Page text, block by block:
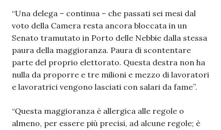
“Una delega – continua – che passati sei mesi dal
voto della Camera resta ancora bloccata in un
Senato tramutato in Porto delle Nebbie dalla stessa
paura della maggioranza. Paura di scontentare
parte del proprio elettorato. Questa destra non ha
nulla da proporre e tre milioni e mezzo di lavoratori
e lavoratrici vengono lasciati con salari da fame’’.
“Questa maggioranza è allergica alle regole o
almeno, per essere più precisi, ad alcune regole; è